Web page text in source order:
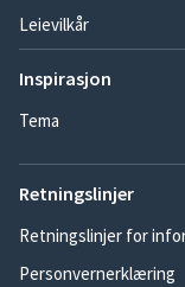
Leievilkår
Inspirasjon
Tema
Retningslinjer
Retningslinjer for
Personvernerklæring